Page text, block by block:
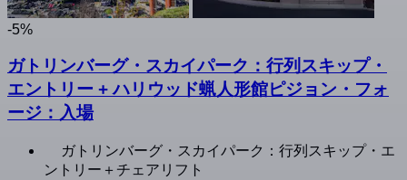
-5%
ガトリンバーグ・スカイパーク：行列スキップ・
エントリー + ハリウッド蝋人形館ピジョン・フォ
ージ：入場
ガトリンバーグ・スカイパーク：行列スキップ・エ
ントリー＋チェアリフト